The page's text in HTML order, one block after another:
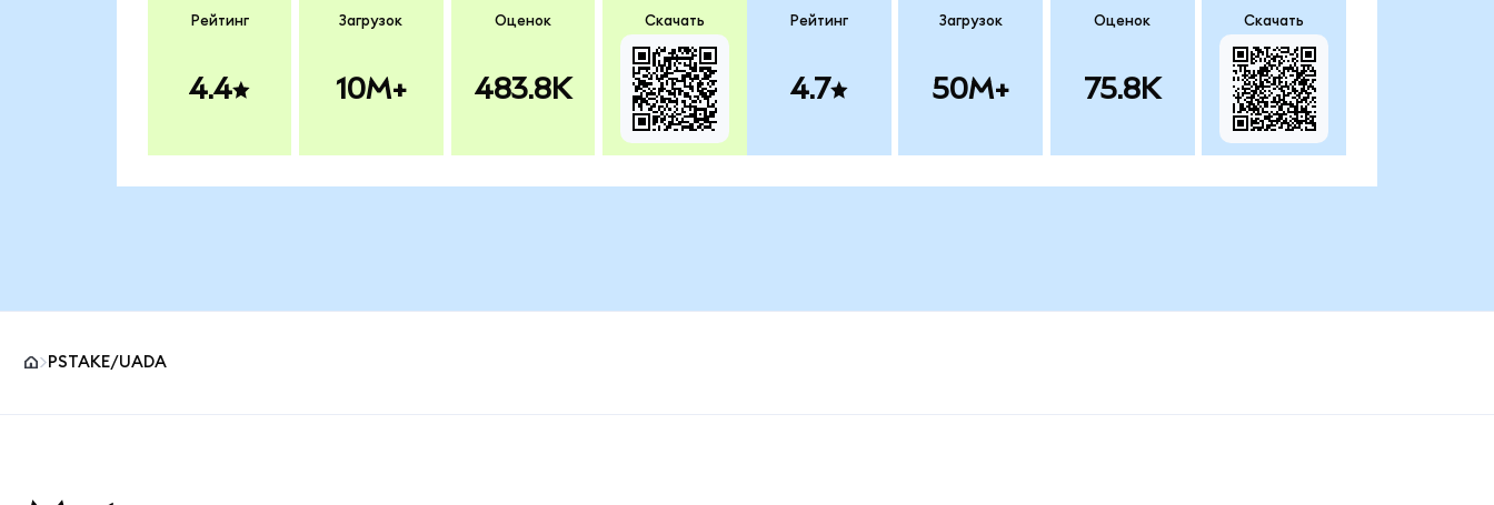
Рейтинг
4.4
Загрузок
10M+
Оценок
483.8K
Скачать Рейтинг
4.7
Загрузок
50M+
Оценок
75.8K
Скачать
PSTAKE/UADA